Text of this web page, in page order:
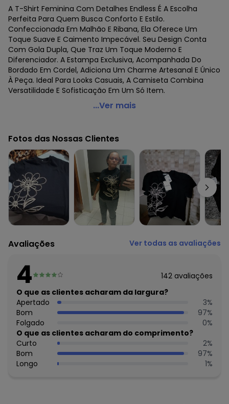
A T-Shirt Feminina Com Detalhes Endless É A Escolha
Perfeita Para Quem Busca Conforto E Estilo.
Confeccionada Em Malhão E Ribana, Ela Oferece Um
Toque Suave E Caimento Impecável. Seu Design Conta
Com Gola Dupla, Que Traz Um Toque Moderno E
Diferenciador. A Estampa Exclusiva, Acompanhada Do
Bordado Em Cordel, Adiciona Um Charme Artesanal E Único
À Peça. Ideal Para Looks Casuais, A Camiseta Combina
Versatilidade E Sofisticação Em Um Só Item.
Endless - T- Shirt Feminina com Detalhes Preto
Fornecedor: ROVITEX IND E COM DE MALHAS LTDA / CNPJ
79.233.672/0010-98
Feito: Brasil
Cuidados para conservação do produto: Lavar à mão.
Não usar alvejante.
Não usar secadora.
Secar na sombra.
Passar temperatura média.
Não lavar a seco.
Tecido: Malhão Fio 26 Dois Cabos.
O preço apresentado abaixo é o menor oferecido em
algum dia do mês, para o menor tamanho disponível.
agosto/2026
julho/2026 R$ 42,99
junho/2026 R$ 42,99
maio/2026 R$ 42,99
abril/2026 R$ 42,99
março/2026 R$ 51,66
fevereiro/2026 N/D*
...Ver mais
Fotos das Nossas Clientes
Avaliações Ver todas as avaliações
4 142 avaliações
O que as clientes acharam da largura?
Apertado
3%
Bom
97%
Folgado
0%
O que as clientes acharam do comprimento?
Curto
2%
Bom
97%
Longo
1%